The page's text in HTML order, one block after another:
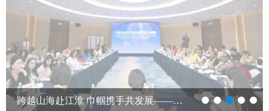
跨越山海赴江淮 巾帼携手共发展——发展中国家女性创新创业能力提升研修班…